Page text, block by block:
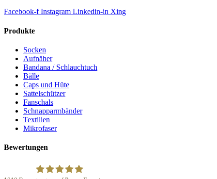
Facebook-f Instagram Linkedin-in Xing
Produkte
Socken
Aufnäher
Bandana / Schlauchtuch
Bälle
Caps und Hüte
Sattelschützer
Fanschals
Schnapparmbänder
Textilien
Mikrofaser
Bewertungen